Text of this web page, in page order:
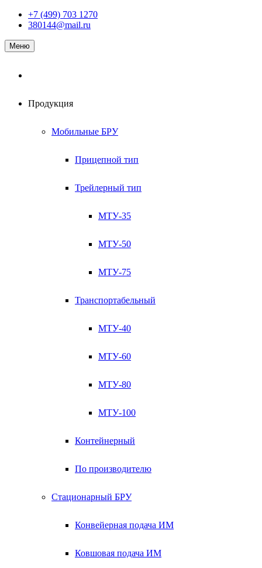
Наверх+7 (499) 703 1270
380144@mail.ru
Меню
Продукция
Мобильные БРУ
Прицепной тип
Трейлерный тип
МТУ-35
МТУ-50
МТУ-75
Транспортабельный
МТУ-40
МТУ-60
МТУ-80
МТУ-100
Контейнерный
По производителю
Стационарный БРУ
Конвейерная подача ИМ
Ковшовая подача ИМ